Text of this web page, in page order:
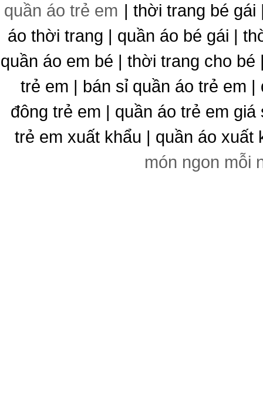
quần áo trẻ em | thời trang bé gái
áo thời trang | quần áo bé gái |
quần áo em bé | thời trang cho
trẻ em | bán sỉ quần áo trẻ em
đông trẻ em | quần áo trẻ em
trẻ em xuất khẩu | quần áo xuất
món ngon mỗi